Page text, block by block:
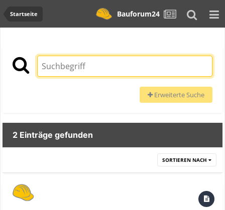
Startseite Bauforum24
Erweiterte Suche
2 Einträge gefunden
SORTIEREN NACH